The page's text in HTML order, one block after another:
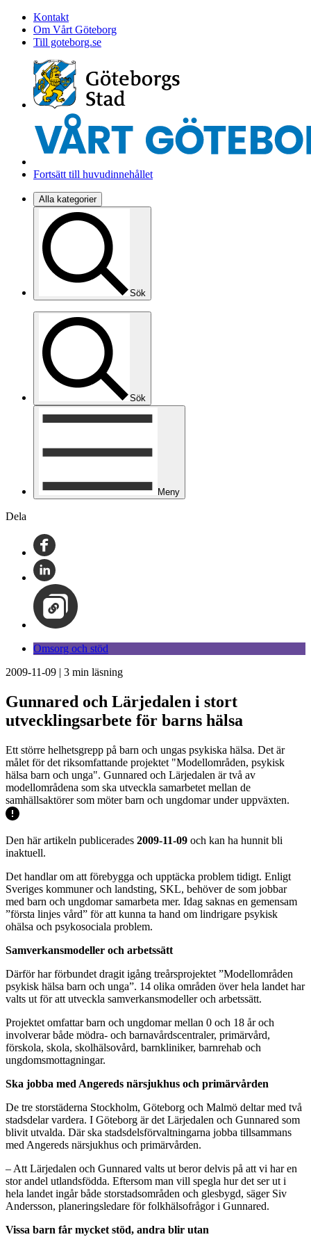
Kontakt
Om Vårt Göteborg
Till goteborg.se
Fortsätt till huvudinnehållet
Alla kategorier
Sök
Sök
Meny
Dela
Omsorg och stöd
2009-11-09 | 3 min läsning
Gunnared och Lärjedalen i stort
utvecklingsarbete för barns hälsa
Ett större helhetsgrepp på barn och ungas psykiska hälsa. Det är
målet för det riksomfattande projektet "Modellområden, psykisk
hälsa barn och unga". Gunnared och Lärjedalen är två av
modellområdena som ska utveckla samarbetet mellan de
samhällsaktörer som möter barn och ungdomar under uppväxten.
Den här artikeln publicerades 2009-11-09 och kan ha hunnit bli
inaktuell.
Det handlar om att förebygga och upptäcka problem tidigt. Enligt
Sveriges kommuner och landsting, SKL, behöver de som jobbar
med barn och ungdomar samarbeta mer. Idag saknas en gemensam
”första linjes vård” för att kunna ta hand om lindrigare psykisk
ohälsa och psykosociala problem.
Samverkansmodeller och arbetssätt
Därför har förbundet dragit igång treårsprojektet ”Modellområden
psykisk hälsa barn och unga”. 14 olika områden över hela landet har
valts ut för att utveckla samverkansmodeller och arbetssätt.
Projektet omfattar barn och ungdomar mellan 0 och 18 år och
involverar både mödra- och barnavårdscentraler, primärvård,
förskola, skola, skolhälsovård, barnkliniker, barnrehab och
ungdomsmottagningar.
Ska jobba med Angereds närsjukhus och primärvården
De tre storstäderna Stockholm, Göteborg och Malmö deltar med två
stadsdelar vardera. I Göteborg är det Lärjedalen och Gunnared som
blivit utvalda. Där ska stadsdelsförvaltningarna jobba tillsammans
med Angereds närsjukhus och primärvården.
– Att Lärjedalen och Gunnared valts ut beror delvis på att vi har en
stor andel utlandsfödda. Eftersom man vill spegla hur det ser ut i
hela landet ingår både storstadsområden och glesbygd, säger Siv
Andersson, planeringsledare för folkhälsofrågor i Gunnared.
Vissa barn får mycket stöd, andra blir utan